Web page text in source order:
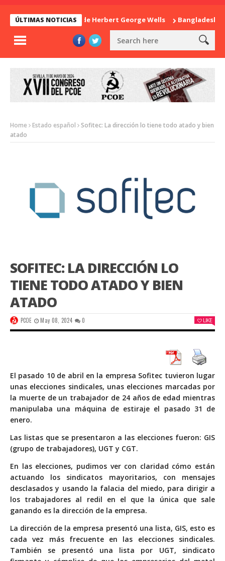
ÚLTIMAS NOTICIAS
La sorpresa de Herbert George Wells Bangladesh:
Home Estado español
Sofitec: La dirección lo tiene todo atado y bien
atado
SOFITEC: LA DIRECCIÓN LO
TIENE TODO ATADO Y BIEN
ATADO
PCOE May 08, 2024 0 LIKE
El pasado 10 de abril en la empresa Sofitec tuvieron lugar
unas elecciones sindicales, unas elecciones marcadas por
la muerte de un trabajador de 24 años de edad mientras
manipulaba una máquina de estiraje el pasado 31 de
enero.
Las listas que se presentaron a las elecciones fueron: GIS
(grupo de trabajadores), UGT y CGT.
En las elecciones, pudimos ver con claridad cómo están
actuando los sindicatos mayoritarios, con mensajes
desclasados y usando la falacia del miedo, para dirigir a
los trabajadores al redil en el que la única que sale
ganando es la dirección de la empresa.
La dirección de la empresa presentó una lista, GIS, esto es
cada vez más frecuente en las elecciones sindicales.
También se presentó una lista por UGT, sindicato